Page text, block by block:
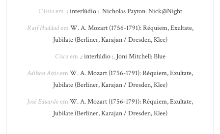
Cássioem .: interlúdio :. Nicholas Payton: Nick@Night
Raif Haddadem W. A. Mozart (1756-1791): Réquiem, Exultate,
Jubilate (Berliner, Karajan / Dresden, Klee)
Ciscoem .: interlúdio :. Joni Mitchell: Blue
Adilson Assisem W. A. Mozart (1756-1791): Réquiem, Exultate,
Jubilate (Berliner, Karajan / Dresden, Klee)
José Eduardoem W. A. Mozart (1756-1791): Réquiem, Exultate,
Jubilate (Berliner, Karajan / Dresden, Klee)